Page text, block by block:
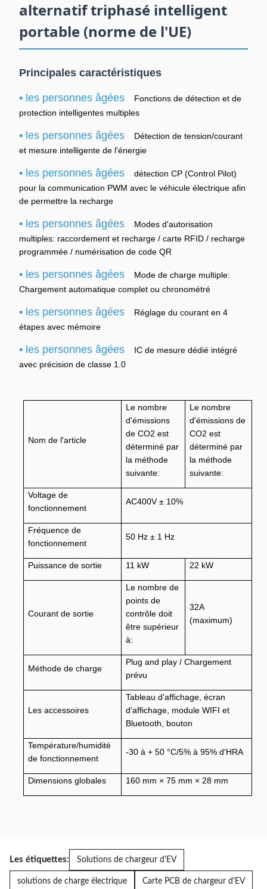
alternatif triphasé intelligent
portable (norme de l'UE)
Principales caractéristiques
• les personnes âgées
Fonctions de détection et de
protection intelligentes multiples
• les personnes âgées
Détection de tension/courant
et mesure intelligente de l'énergie
• les personnes âgées
détection CP (Control Pilot)
pour la communication PWM avec le véhicule électrique afin
de permettre la recharge
• les personnes âgées
Modes d'autorisation
multiples: raccordement et recharge / carte RFID / recharge
programmée / numérisation de code QR
• les personnes âgées
Mode de charge multiple:
Chargement automatique complet ou chronométré
• les personnes âgées
Réglage du courant en 4
étapes avec mémoire
• les personnes âgées
IC de mesure dédié intégré
avec précision de classe 1.0
Nom de l'article
Le nombre
d'émissions
de CO2 est
déterminé par
la méthode
suivante:
Le nombre
d'émissions de
CO2 est
déterminé par
la méthode
suivante:
Voltage de
fonctionnement
AC400V ± 10%
Fréquence de
fonctionnement
50 Hz ± 1 Hz
Puissance de sortie 11 kW 22 kW
Courant de sortie
Le nombre de
points de
contrôle doit
être supérieur
à:
32A
(maximum)
Méthode de charge
Plug and play / Chargement
prévu
Les accessoires
Tableau d'affichage, écran
d'affichage, module WIFI et
Bluetooth, bouton
Température/humidité
de fonctionnement
-30 à + 50 °C/5% à 95% d'HRA
Dimensions globales 160 mm × 75 mm × 28 mm
Les étiquettes: Solutions de chargeur d'EV
solutions de charge électrique Carte PCB de chargeur d'EV